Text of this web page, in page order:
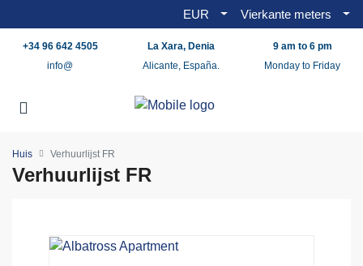
EUR Vierkante meters
+34 96 642 4505
info@
La Xara, Denia
Alicante, España.
9 am to 6 pm
Monday to Friday
Huis Verhuurlijst FR
Verhuurlijst FR